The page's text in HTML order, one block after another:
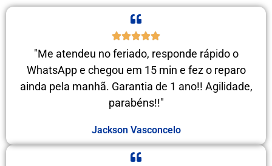
"Me atendeu no feriado, responde rápido o
WhatsApp e chegou em 15 min e fez o reparo
ainda pela manhã. Garantia de 1 ano!! Agilidade,
parabéns!!"
Jackson Vasconcelo